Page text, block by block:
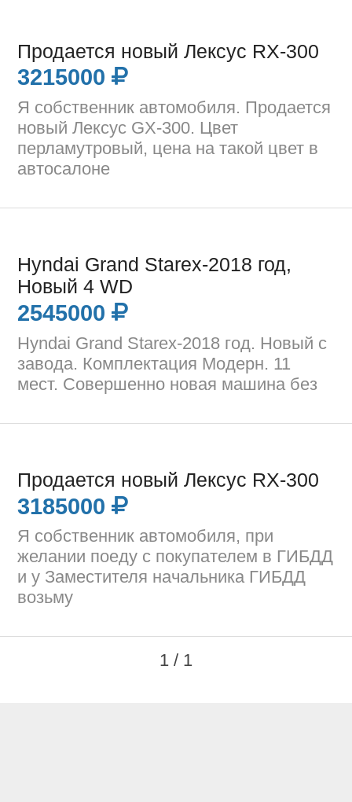
Продается новый Лексус RX-300
3215000
Я собственник автомобиля. Продается
новый Лексус GX-300. Цвет
перламутровый, цена на такой цвет в
автосалоне
Hyndai Grand Starex-2018 год,
Новый 4 WD
2545000
Hyndai Grand Starex-2018 год. Новый с
завода. Комплектация Модерн. 11
мест. Совершенно новая машина без
Продается новый Лексус RX-300
3185000
Я собственник автомобиля, при
желании поеду с покупателем в ГИБДД
и у Заместителя начальника ГИБДД
возьму
1 / 1